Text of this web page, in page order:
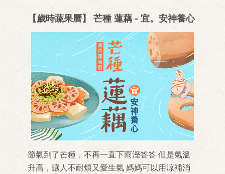
【歲時蔬果曆】 芒種 蓮藕 - 宜。安神養心
節氣到了芒種，不再一直下雨溼答答 但是氣溫
升高，讓人不耐煩又愛生氣 媽媽可以用涼補消